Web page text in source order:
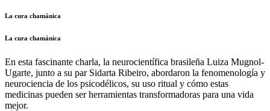
La cura chamánica
La cura chamánica
En esta fascinante charla, la neurocientífica brasileña Luiza Mugnol-
Ugarte, junto a su par Sidarta Ribeiro, abordaron la fenomenología y
neurociencia de los psicodélicos, su uso ritual y cómo estas
medicinas pueden ser herramientas transformadoras para una vida
mejor.